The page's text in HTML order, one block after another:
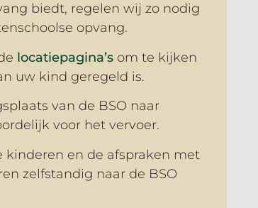
biedt, regelen wij zo nodig
opvang.
locatiepagina’som te kijken
uw kind geregeld is.
van de BSO naar
voor het vervoer.
en de afspraken met
zelfstandig naar de BSO